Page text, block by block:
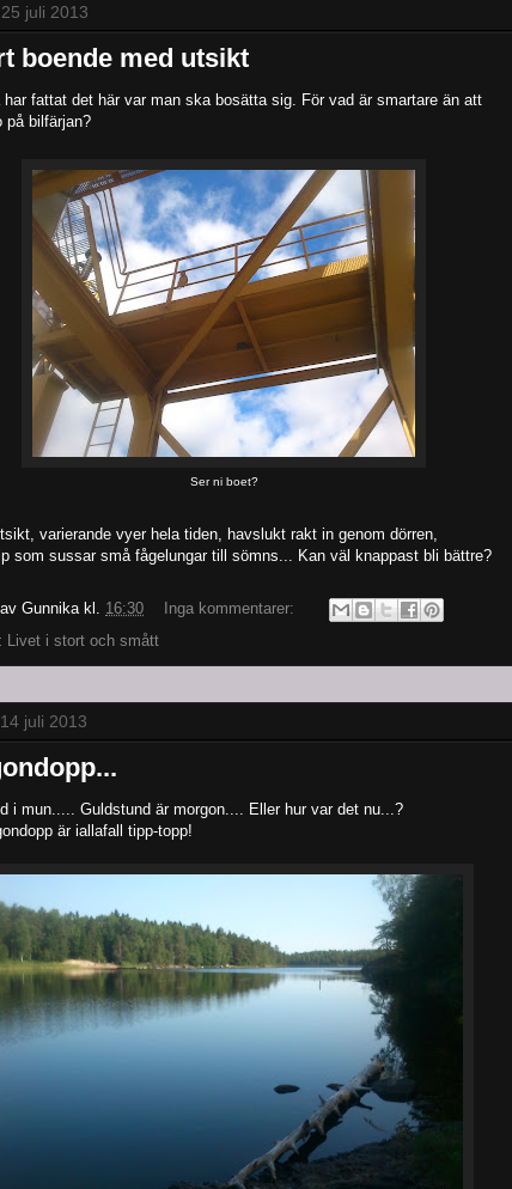
juli 2013
boende med utsikt
har fattat det här var man ska bosätta sig. För vad är smartare än att
på bilfärjan?
Ser ni boet?
varierande vyer hela tiden, havslukt rakt in genom dörren,
som sussar små fågelungar till sömns... Kan väl knappast bli bättre?
Gunnika kl. 16:30
Inga kommentarer:
Livet i stort och smått
juli 2013
i mun..... Guldstund är morgon.... Eller hur var det nu...?
är iallafall tipp-topp!